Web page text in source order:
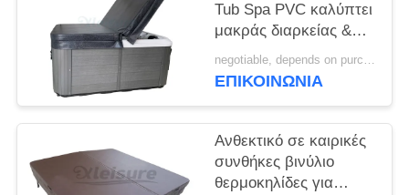
Tub Spa PVC καλύπτει
μακράς διαρκείας &
τον ειδικό για Acrylic
Spa
negotiable, depends on purchase volume MOQ:10 ~ 100 σύνολο
ΕΠΙΚΟΙΝΩΝΊΑ
Ανθεκτικό σε καιρικές
συνθήκες βινύλιο
θερμοκηλίδες για